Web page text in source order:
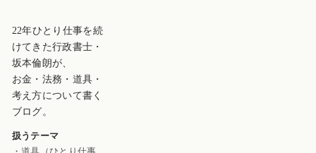
22年ひとり仕事を続
けてきた行政書士・
坂本倫朗が、
お金・法務・道具・
考え方について書く
ブログ。
扱うテーマ